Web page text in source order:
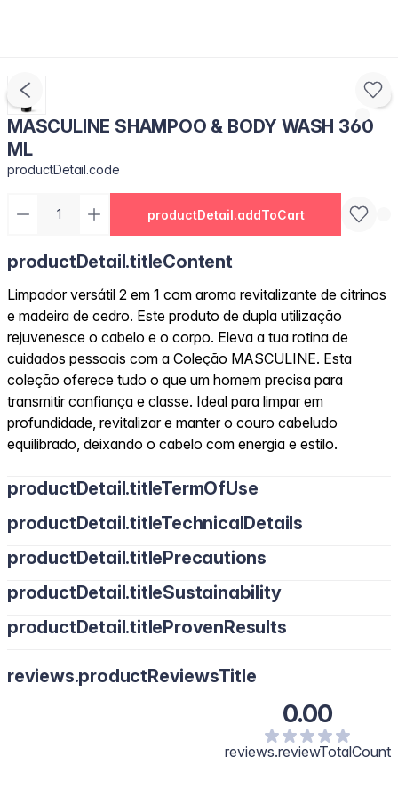
MASCULINE SHAMPOO & BODY WASH 360
ML
productDetail.code
productDetail.addToCart
productDetail.titleContent
Limpador versátil 2 em 1 com aroma revitalizante de citrinos
e madeira de cedro. Este produto de dupla utilização
rejuvenesce o cabelo e o corpo. Eleva a tua rotina de
cuidados pessoais com a Coleção MASCULINE. Esta
coleção oferece tudo o que um homem precisa para
transmitir confiança e classe. Ideal para limpar em
profundidade, revitalizar e manter o couro cabeludo
equilibrado, deixando o cabelo com energia e estilo.
productDetail.titleTermOfUse
productDetail.titleTechnicalDetails
productDetail.titlePrecautions
productDetail.titleSustainability
productDetail.titleProvenResults
reviews.productReviewsTitle
0.00
reviews.reviewTotalCount